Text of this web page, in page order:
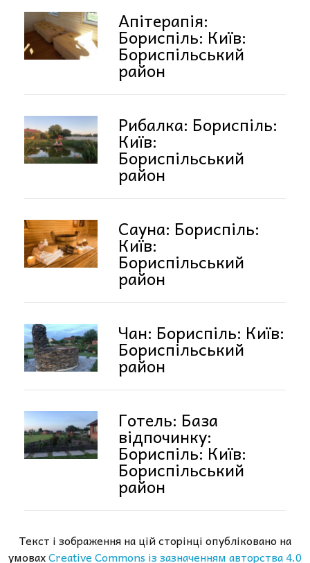
Апітерапія:
Бориспіль: Київ:
Бориспільський
район
Рибалка: Бориспіль:
Київ:
Бориспільський
район
Сауна: Бориспіль:
Київ:
Бориспільський
район
Чан: Бориспіль: Київ:
Бориспільський
район
Готель: База
відпочинку:
Бориспіль: Київ:
Бориспільський
район
Текст і зображення на цій сторінці опубліковано на
умовахCreative Commons із зазначенням авторства 4.0